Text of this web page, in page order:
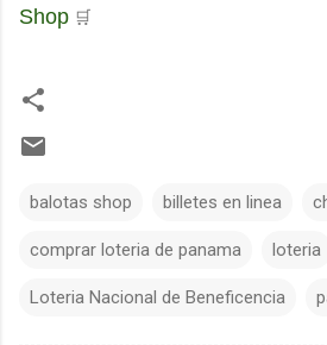
Shop 🛒
balotas shop billetes en linea
comprar loteria de panama loteria
Loteria Nacional de Beneficencia